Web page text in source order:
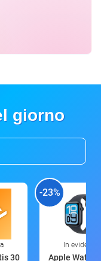
giorno
30
-23%
In evidenza
Apple Watch